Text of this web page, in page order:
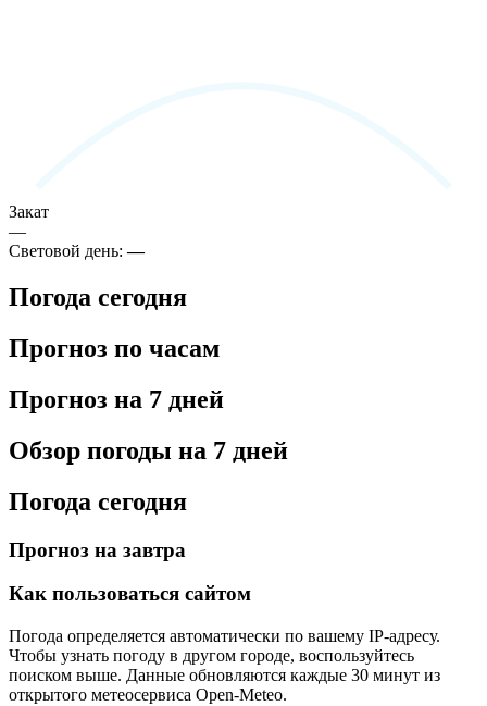
Закат
—
Световой день:—
Погода сегодня
Прогноз по часам
Прогноз на 7 дней
Обзор погоды на 7 дней
Погода сегодня
Прогноз на завтра
Как пользоваться сайтом
Погода определяется автоматически по вашему IP-адресу.
Чтобы узнать погоду в другом городе, воспользуйтесь
поиском выше. Данные обновляются каждые 30 минут из
открытого метеосервиса Open-Meteo.